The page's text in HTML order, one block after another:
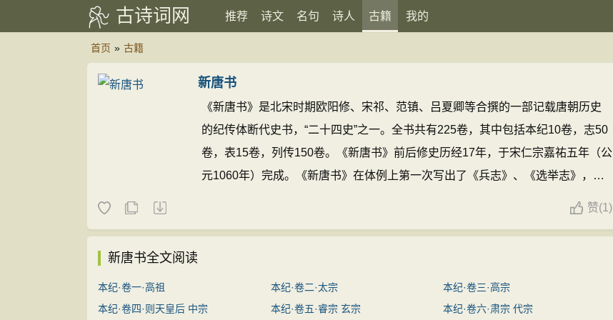
古诗词网 推荐 诗文 名句 诗人 古籍 我的
首页 » 古籍
新唐书
《新唐书》是北宋时期欧阳修、宋祁、范镇、吕夏卿等合撰的一部记载唐朝历史
的纪传体断代史书，“二十四史”之一。全书共有225卷，其中包括本纪10卷，志50
卷，表15卷，列传150卷。《新唐书》前后修史历经17年，于宋仁宗嘉祐五年（公
元1060年）完成。《新唐书》在体例上第一次写出了《兵志》、《选举志》，系
赞(1)
新唐书全文阅读
本纪·卷一·高祖 本纪·卷二·太宗
本纪·卷三·高宗
本纪·卷四·则天皇后 中宗
本纪·卷五·睿宗 玄宗 本纪·卷六·肃宗 代宗